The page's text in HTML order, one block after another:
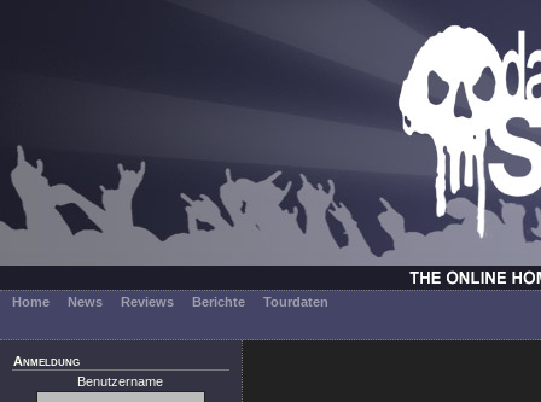
Home News Reviews Berichte Tourdaten
Anmeldung
Benutzername